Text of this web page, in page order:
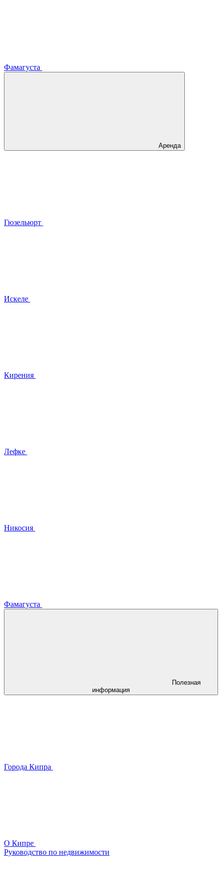
Фамагуста
Аренда
Гюзельюрт
Искеле
Кирения
Лефке
Никосия
Фамагуста
Полезная
информация
Города Кипра
О Кипре
Руководство по недвижимости